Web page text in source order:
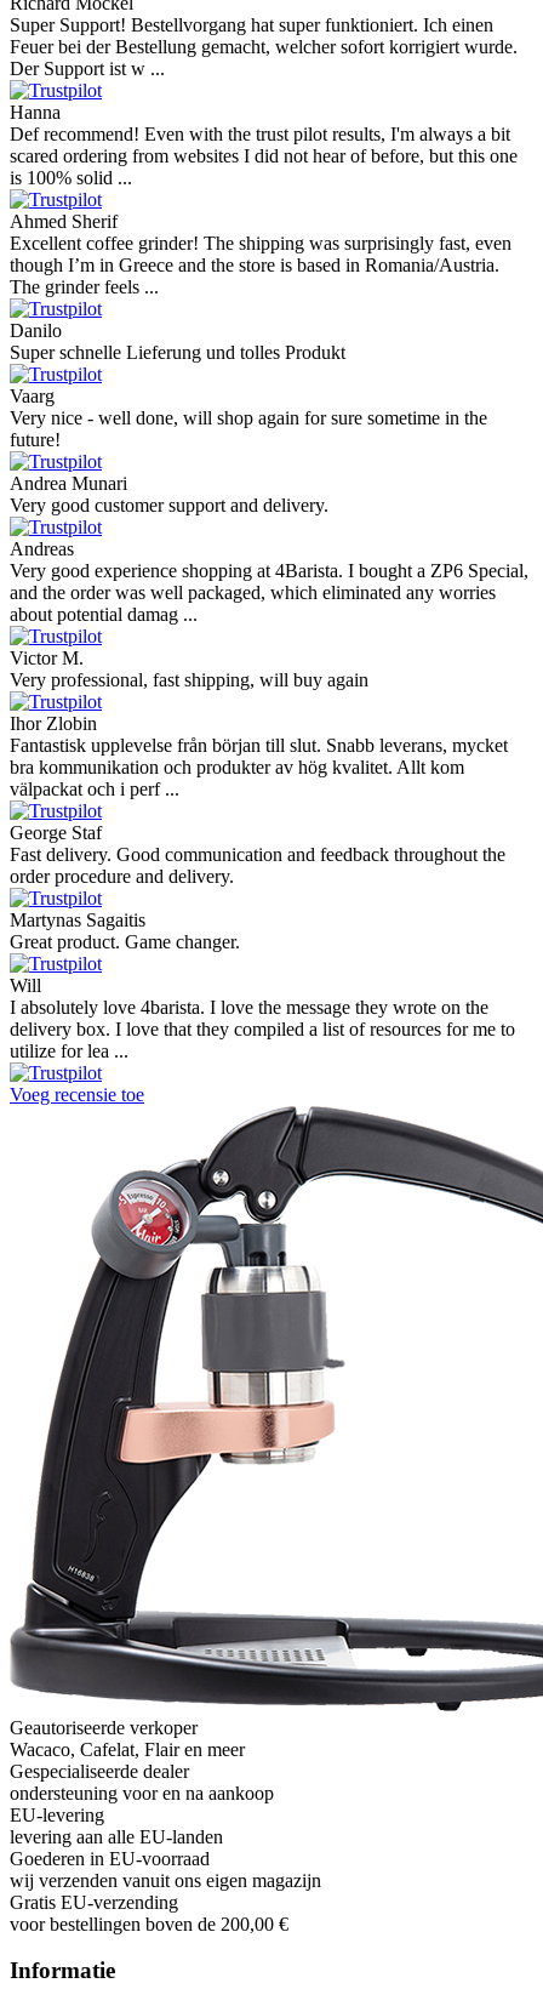
Super Support! Bestellvorgang hat super funktioniert. Ich einen
Feuer bei der Bestellung gemacht, welcher sofort korrigiert wurde.
Der Support ist w ...
Hanna
Def recommend! Even with the trust pilot results, I'm always a bit
scared ordering from websites I did not hear of before, but this one
is 100% solid ...
Ahmed Sherif
Excellent coffee grinder! The shipping was surprisingly fast, even
though I’m in Greece and the store is based in Romania/Austria.
The grinder feels ...
Danilo
Super schnelle Lieferung und tolles Produkt
Vaarg
Very nice - well done, will shop again for sure sometime in the
future!
Andrea Munari
Very good customer support and delivery.
Andreas
Very good experience shopping at 4Barista. I bought a ZP6 Special,
and the order was well packaged, which eliminated any worries
about potential damag ...
Victor M.
Very professional, fast shipping, will buy again
Ihor Zlobin
Fantastisk upplevelse från början till slut. Snabb leverans, mycket
bra kommunikation och produkter av hög kvalitet. Allt kom
välpackat och i perf ...
George Staf
Fast delivery. Good communication and feedback throughout the
order procedure and delivery.
Martynas Sagaitis
Great product. Game changer.
Will
I absolutely love 4barista. I love the message they wrote on the
delivery box. I love that they compiled a list of resources for me to
utilize for lea ...
Voeg recensie toe
Geautoriseerde verkoper
Wacaco, Cafelat, Flair en meer
Gespecialiseerde dealer
ondersteuning voor en na aankoop
EU-levering
levering aan alle EU-landen
Goederen in EU-voorraad
wij verzenden vanuit ons eigen magazijn
Gratis EU-verzending
voor bestellingen boven de 200,00 €
Informatie